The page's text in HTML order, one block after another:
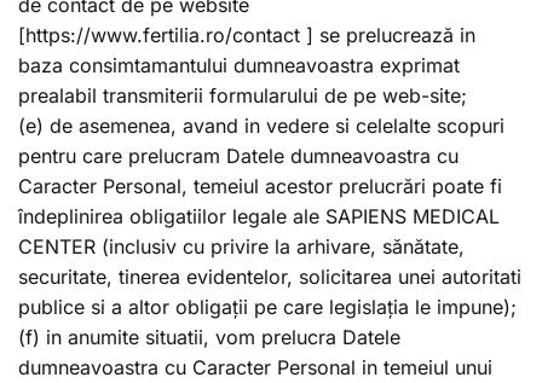
[https://www.fertilia.ro/contact ] se prelucrează in
baza consimtamantului dumneavoastra exprimat
prealabil transmiterii formularului de pe web-site;
(e) de asemenea, avand in vedere si celelalte scopuri
pentru care prelucram Datele dumneavoastra cu
Caracter Personal, temeiul acestor prelucrări poate fi
îndeplinirea obligatiilor legale ale SAPIENS MEDICAL
CENTER (inclusiv cu privire la arhivare, sănătate,
securitate, tinerea evidentelor, solicitarea unei autoritati
publice si a altor obligații pe care legislația le impune);
(f) in anumite situatii, vom prelucra Datele
dumneavoastra cu Caracter Personal in temeiul unui